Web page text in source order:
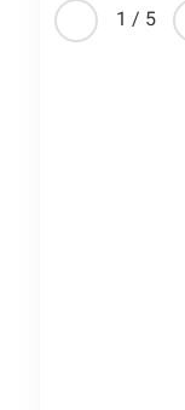
1 / 5